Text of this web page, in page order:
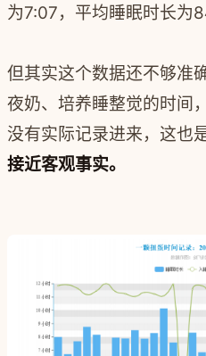
为7:07，平均睡眠时长为8
但其实这个数据还不够准
夜奶、培养睡整觉的时间
没有实际记录进来，这也
接近客观事实。